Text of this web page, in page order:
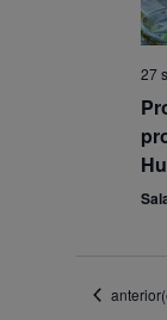
27
Eventos